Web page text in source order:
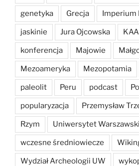
genetyka Grecja Imperium
jaskinie Jura Ojcowska
konferencja Majowie
Mezoameryka Mezopotamia
paleolit Peru podcast
popularyzacja Przemysław
Rzym Uniwersytet Warszawski
wczesne średniowiecze
Wydział Archeologii UW